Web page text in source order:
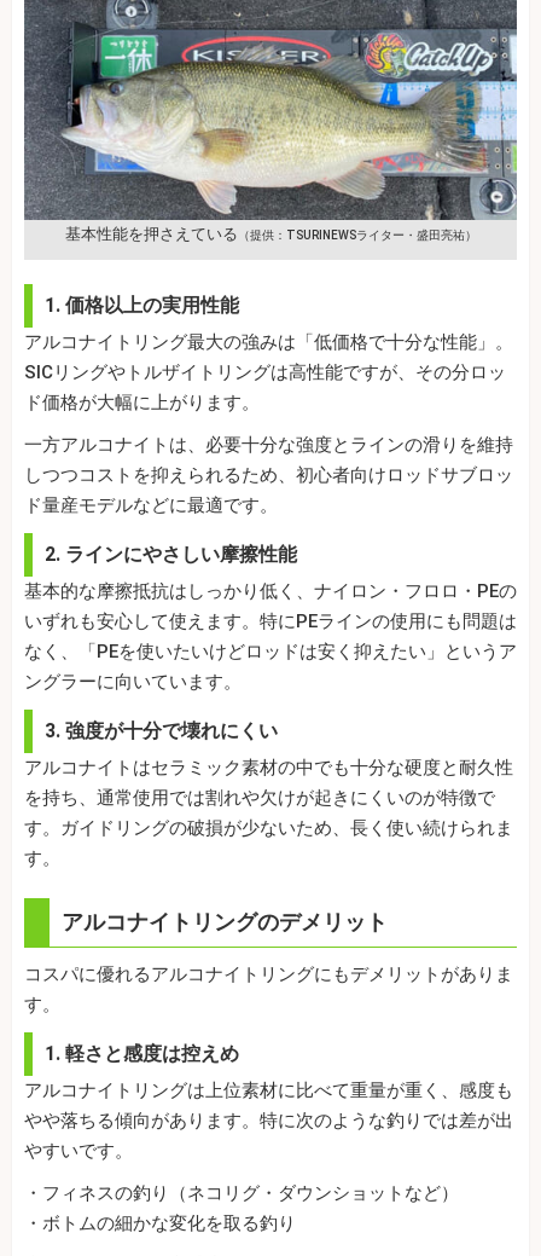
基本性能を押さえている （提供：TSURINEWSライター・盛田亮祐）
1. 価格以上の実用性能
アルコナイトリング最大の強みは「低価格で十分な性能」。
SICリングやトルザイトリングは高性能ですが、その分ロッ
ド価格が大幅に上がります。
一方アルコナイトは、必要十分な強度とラインの滑りを維持
しつつコストを抑えられるため、初心者向けロッドサブロッ
ド量産モデルなどに最適です。
2. ラインにやさしい摩擦性能
基本的な摩擦抵抗はしっかり低く、ナイロン・フロロ・PEの
いずれも安心して使えます。特にPEラインの使用にも問題は
なく、「PEを使いたいけどロッドは安く抑えたい」というア
ングラーに向いています。
3. 強度が十分で壊れにくい
アルコナイトはセラミック素材の中でも十分な硬度と耐久性
を持ち、通常使用では割れや欠けが起きにくいのが特徴で
す。ガイドリングの破損が少ないため、長く使い続けられま
す。
アルコナイトリングのデメリット
コスパに優れるアルコナイトリングにもデメリットがありま
す。
1. 軽さと感度は控えめ
アルコナイトリングは上位素材に比べて重量が重く、感度も
やや落ちる傾向があります。特に次のような釣りでは差が出
やすいです。
・フィネスの釣り（ネコリグ・ダウンショットなど）
・ボトムの細かな変化を取る釣り